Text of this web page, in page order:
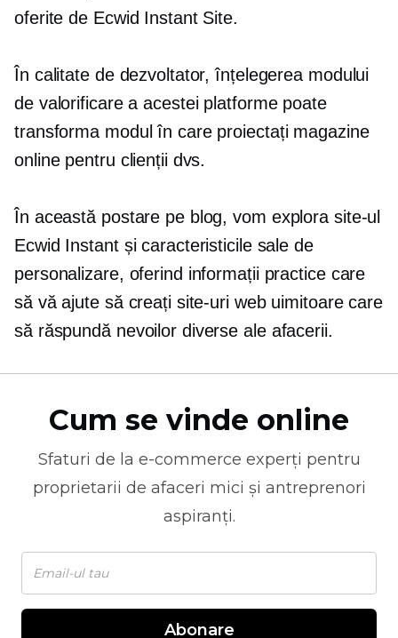
oferite de Ecwid Instant Site.
În calitate de dezvoltator, înțelegerea modului
de valorificare a acestei platforme poate
transforma modul în care proiectați magazine
online pentru clienții dvs.
În această postare pe blog, vom explora site-ul
Ecwid Instant și caracteristicile sale de
personalizare, oferind informații practice care
să vă ajute să creați site-uri web uimitoare care
să răspundă nevoilor diverse ale afacerii.
Cum se vinde online
Sfaturi de la e-commerce experți pentru
proprietarii de afaceri mici și antreprenori
aspiranți.
Abonare